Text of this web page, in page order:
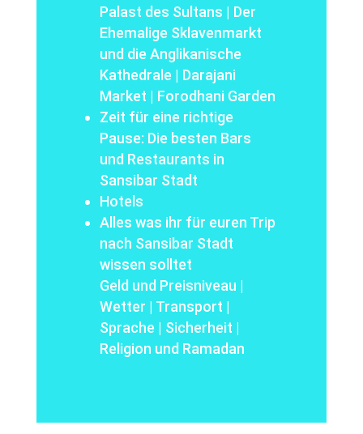
Palast des Sultans | Der
Ehemalige Sklavenmarkt
und die Anglikanische
Kathedrale | Darajani
Market | Forodhani Garden
Zeit für eine richtige
Pause: Die besten Bars
und Restaurants in
Sansibar Stadt
Hotels
Alles was ihr für euren Trip
nach Sansibar Stadt
wissen solltet
Geld und Preisniveau |
Wetter | Transport |
Sprache | Sicherheit |
Religion und Ramadan